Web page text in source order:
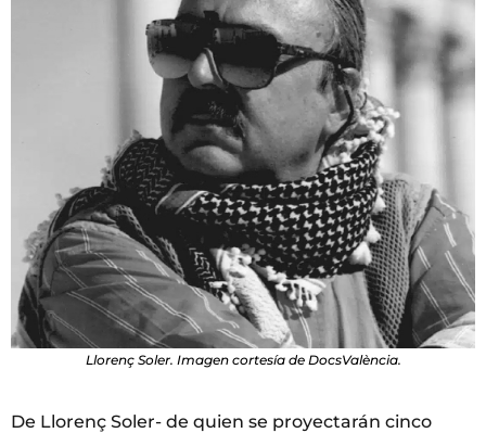
Llorenç Soler. Imagen cortesía de DocsValència.
De Llorenç Soler- de quien se proyectarán cinco